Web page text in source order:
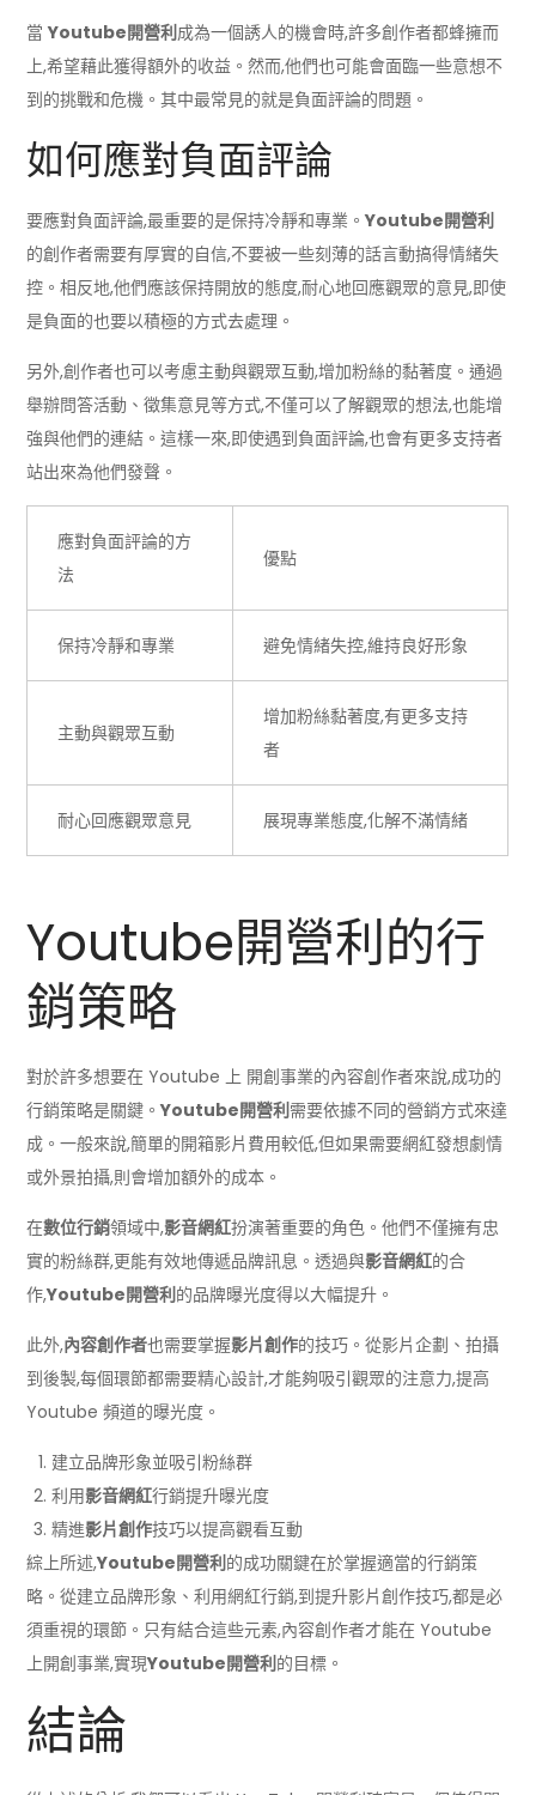
當Youtube開營利成為一個誘人的機會時,許多創作者都蜂擁而
上,希望藉此獲得額外的收益。然而,他們也可能會面臨一些意想不
到的挑戰和危機。其中最常見的就是負面評論的問題。
如何應對負面評論
要應對負面評論,最重要的是保持冷靜和專業。Youtube開營利
的創作者需要有厚實的自信,不要被一些刻薄的話言動搞得情緒失
控。相反地,他們應該保持開放的態度,耐心地回應觀眾的意見,即使
是負面的也要以積極的方式去處理。
另外,創作者也可以考慮主動與觀眾互動,增加粉絲的黏著度。通過
舉辦問答活動、徵集意見等方式,不僅可以了解觀眾的想法,也能增
強與他們的連結。這樣一來,即使遇到負面評論,也會有更多支持者
站出來為他們發聲。
應對負面評論的方
法
優點
保持冷靜和專業 避免情緒失控,維持良好形象
主動與觀眾互動
增加粉絲黏著度,有更多支持
者
耐心回應觀眾意見 展現專業態度,化解不滿情緒
Youtube開營利的行
銷策略
對於許多想要在 Youtube 上 開創事業的內容創作者來說,成功的
行銷策略是關鍵。Youtube開營利需要依據不同的營銷方式來達
成。一般來說,簡單的開箱影片費用較低,但如果需要網紅發想劇情
或外景拍攝,則會增加額外的成本。
在數位行銷領域中,影音網紅扮演著重要的角色。他們不僅擁有忠
實的粉絲群,更能有效地傳遞品牌訊息。透過與影音網紅的合
作,Youtube開營利的品牌曝光度得以大幅提升。
此外,內容創作者也需要掌握影片創作的技巧。從影片企劃、拍攝
到後製,每個環節都需要精心設計,才能夠吸引觀眾的注意力,提高
Youtube 頻道的曝光度。
建立品牌形象並吸引粉絲群
利用影音網紅行銷提升曝光度
精進影片創作技巧以提高觀看互動
綜上所述,Youtube開營利的成功關鍵在於掌握適當的行銷策
略。從建立品牌形象、利用網紅行銷,到提升影片創作技巧,都是必
須重視的環節。只有結合這些元素,內容創作者才能在 Youtube
上開創事業,實現Youtube開營利的目標。
結論